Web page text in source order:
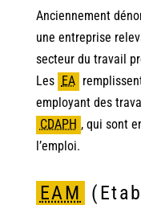
Anciennement
une entreprise
secteur du travail
Les EA
employant des
CDAPH ,qui sont
l’emploi.
EAM